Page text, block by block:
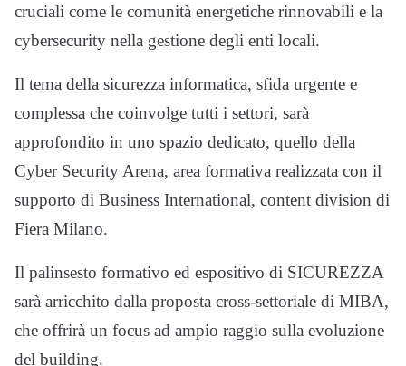
cruciali come le comunità energetiche rinnovabili e la
cybersecurity nella gestione degli enti locali.
Il tema della sicurezza informatica, sfida urgente e
complessa che coinvolge tutti i settori, sarà
approfondito in uno spazio dedicato, quello della
Cyber Security Arena, area formativa realizzata con il
supporto di Business International, content division di
Fiera Milano.
Il palinsesto formativo ed espositivo di SICUREZZA
sarà arricchito dalla proposta cross-settoriale di MIBA,
che offrirà un focus ad ampio raggio sulla evoluzione
del building.